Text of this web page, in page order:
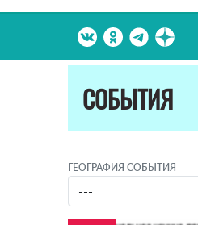
СОБЫТИЯ
ГЕОГРАФИЯ СОБЫТИЯ